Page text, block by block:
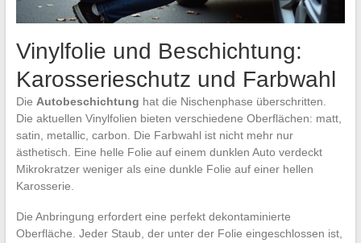
Vinylfolie und Beschichtung:
Karosserieschutz und Farbwahl
Die Autobeschichtung hat die Nischenphase überschritten.
Die aktuellen Vinylfolien bieten verschiedene Oberflächen: matt,
satin, metallic, carbon. Die Farbwahl ist nicht mehr nur
ästhetisch. Eine helle Folie auf einem dunklen Auto verdeckt
Mikrokratzer weniger als eine dunkle Folie auf einer hellen
Karosserie.
Die Anbringung erfordert eine perfekt dekontaminierte
Oberfläche. Jeder Staub, der unter der Folie eingeschlossen ist,